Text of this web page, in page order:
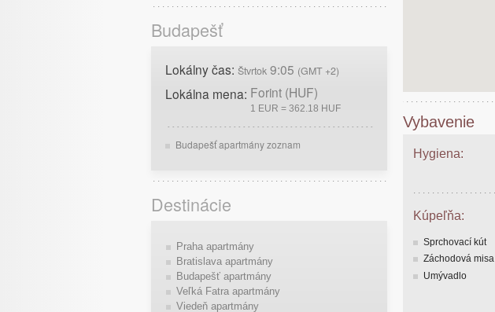
Vybavenie
Hygiena:
Kúpeľňa:
Sprchovací kút
Záchodová misa
Umývadlo
Budapešť
Lokálny čas: Štvrtok 9:05 (GMT +2)
Lokálna mena: Forint (HUF)
1 EUR = 362.18 HUF
Budapešť apartmány zoznam
Destinácie
Praha apartmány
Bratislava apartmány
Budapešť apartmány
Veľká Fatra apartmány
Viedeň apartmány